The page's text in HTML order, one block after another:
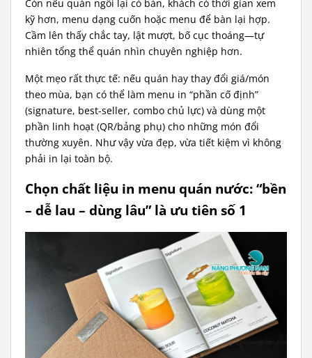
Còn nếu quán ngồi lại có bàn, khách có thời gian xem
kỹ hơn, menu dạng cuốn hoặc menu để bàn lại hợp.
Cầm lên thấy chắc tay, lật mượt, bố cục thoáng—tự
nhiên tổng thể quán nhìn chuyên nghiệp hơn.
Một mẹo rất thực tế: nếu quán hay thay đổi giá/món
theo mùa, bạn có thể làm menu in “phần cố định”
(signature, best-seller, combo chủ lực) và dùng một
phần linh hoạt (QR/bảng phụ) cho những món đổi
thường xuyên. Như vậy vừa đẹp, vừa tiết kiệm vì không
phải in lại toàn bộ.
Chọn chất liệu in menu quán nước: “bền
– dễ lau – dùng lâu” là ưu tiên số 1